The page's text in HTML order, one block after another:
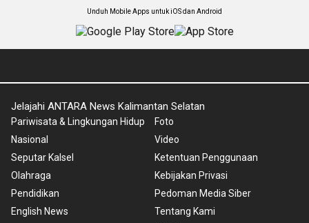
Unduh Mobile Apps untuk iOS dan Android
Jelajahi ANTARA News Kalimantan Selatan
Pariwisata & Lingkungan Hidup
Nasional
Seputar Kalsel
Olahraga
Pendidikan
English News
Foto
Video
Ketentuan Penggunaan
Kebijakan Privasi
Pedoman Media Siber
Tentang Kami